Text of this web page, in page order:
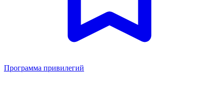
Программа привилегий